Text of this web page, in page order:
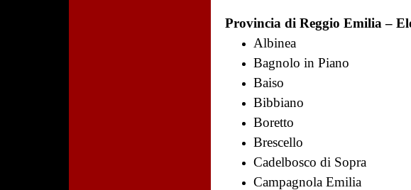
Provincia di Reggio Emilia –
Albinea
Bagnolo in Piano
Baiso
Bibbiano
Boretto
Brescello
Cadelbosco di Sopra
Campagnola Emilia